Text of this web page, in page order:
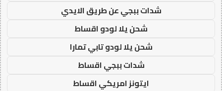
شدات ببجي عن طريق الايدي
شحن يلا لودو اقساط
شحن يلا لودو تابي تمارا
شدات ببجي اقساط
ايتونز امريكي اقساط